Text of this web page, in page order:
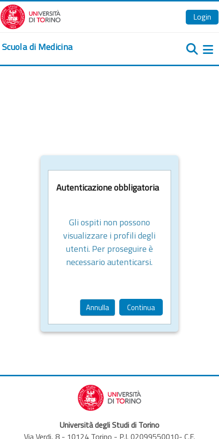
Vai al contenuto principale
Login
Scuola di Medicina
Autenticazione obbligatoria
Gli ospiti non possono
visualizzare i profili degli
utenti. Per proseguire è
necessario autenticarsi.
Annulla Continua
Università degli Studi di Torino
Via Verdi, 8 - 10124 Torino - P.I. 02099550010- C.F.